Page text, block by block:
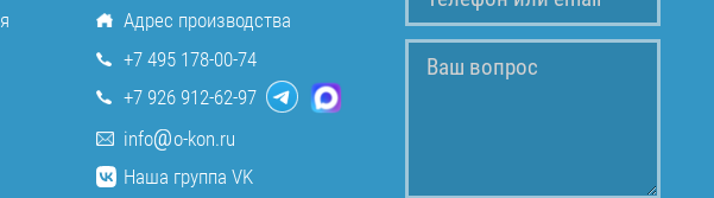
Адрес производства
+7 495 178-00-74
+7 926 912-62-97
info
o-kon.ru
Наша группа VK